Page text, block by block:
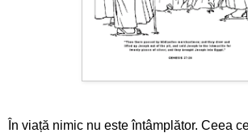
În viață nimic nu este întâmplător. Ceea